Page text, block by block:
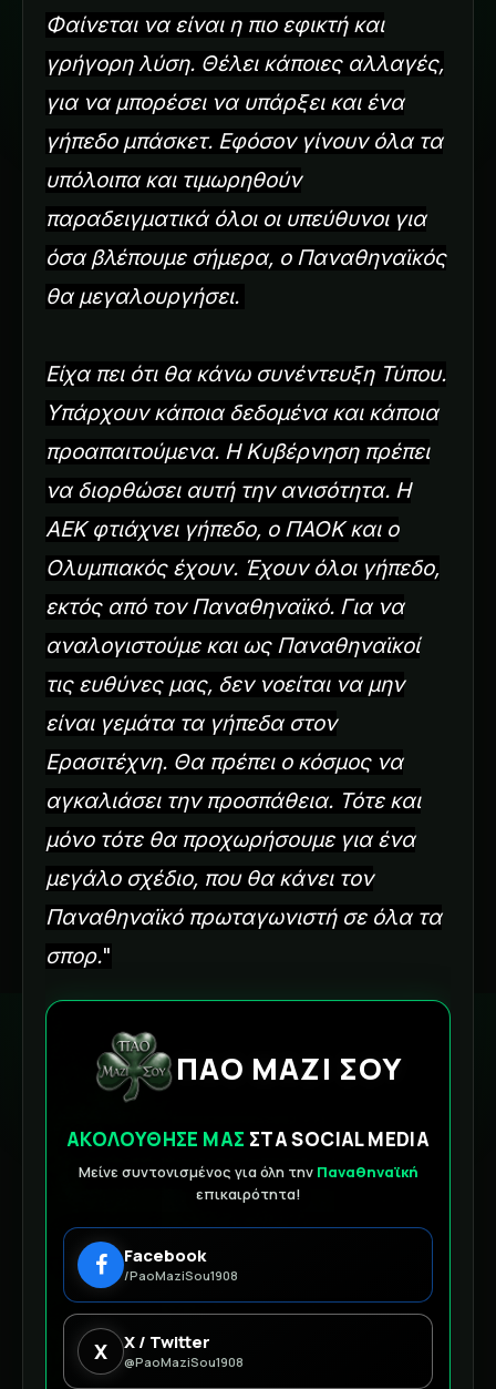
Φαίνεται να είναι η πιο εφικτή και
γρήγορη λύση. Θέλει κάποιες αλλαγές,
για να μπορέσει να υπάρξει και ένα
γήπεδο μπάσκετ. Εφόσον γίνουν όλα τα
υπόλοιπα και τιμωρηθούν
παραδειγματικά όλοι οι υπεύθυνοι για
όσα βλέπουμε σήμερα, ο Παναθηναϊκός
θα μεγαλουργήσει.
Είχα πει ότι θα κάνω συνέντευξη Τύπου.
Υπάρχουν κάποια δεδομένα και κάποια
προαπαιτούμενα. Η Κυβέρνηση πρέπει
να διορθώσει αυτή την ανισότητα. Η
ΑΕΚ φτιάχνει γήπεδο, ο ΠΑΟΚ και ο
Ολυμπιακός έχουν. Έχουν όλοι γήπεδο,
εκτός από τον Παναθηναϊκό. Για να
αναλογιστούμε και ως Παναθηναϊκοί
τις ευθύνες μας, δεν νοείται να μην
είναι γεμάτα τα γήπεδα στον
Ερασιτέχνη. Θα πρέπει ο κόσμος να
αγκαλιάσει την προσπάθεια. Τότε και
μόνο τότε θα προχωρήσουμε για ένα
μεγάλο σχέδιο, που θα κάνει τον
Παναθηναϊκό πρωταγωνιστή σε όλα τα
σπορ."
ΠΑΟ ΜΑΖΙ ΣΟΥ
ΑΚΟΛΟΥΘΗΣΕ ΜΑΣ ΣΤΑ SOCIAL MEDIA
Μείνε συντονισμένος για όλη την Παναθηναϊκή
επικαιρότητα!
Facebook
/PaoMaziSou1908
X X / Twitter
@PaoMaziSou1908